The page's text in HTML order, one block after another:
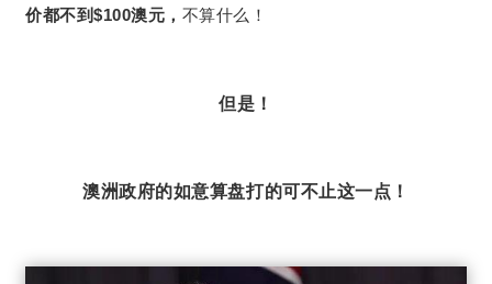
价都不到$100澳元， 不算什么！
但是！
澳洲政府的如意算盘打的可不止这一点！